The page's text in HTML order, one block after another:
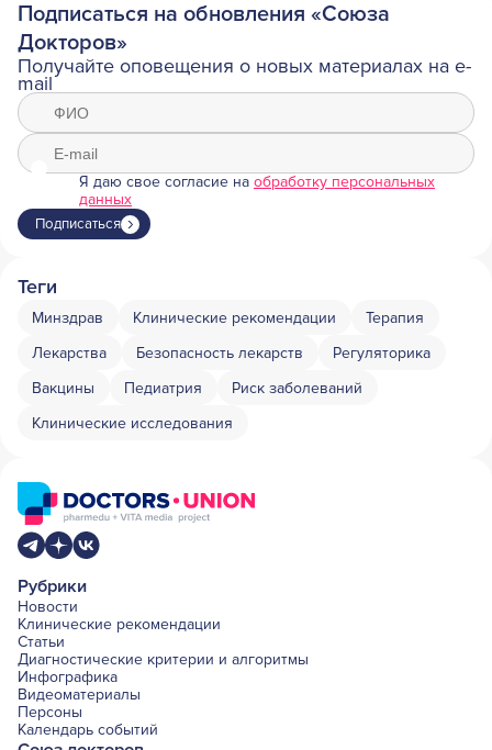
Подписаться на обновления «Союза
Докторов»
Получайте оповещения о новых материалах на e-
mail
Я даю свое согласие на обработку персональных
данных
Подписаться
Теги
Минздрав Клинические рекомендации
Терапия
Лекарства
Безопасность лекарств
Регуляторика
Вакцины
Педиатрия
Риск заболеваний
Клинические исследования
Рубрики
Новости
Клинические рекомендации
Статьи
Диагностические критерии и алгоритмы
Инфографика
Видеоматериалы
Персоны
Календарь событий